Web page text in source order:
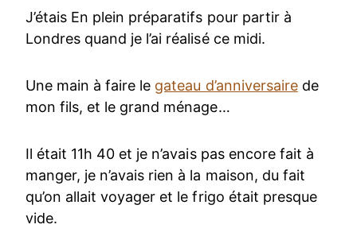
J’étais En plein préparatifs pour partir à
Londres quand je l’ai réalisé ce midi.
Une main à faire le gateau d’anniversairede
mon fils, et le grand ménage…
Il était 11h 40 et je n’avais pas encore fait à
manger, je n’avais rien à la maison, du fait
qu’on allait voyager et le frigo était presque
vide.